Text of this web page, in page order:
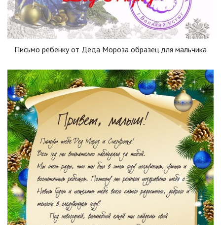
Письмо ребенку от Деда Мороза образец для мальчика